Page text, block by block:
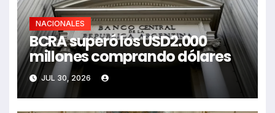
NACIONALES
BCRA superó los USD2.000
millones comprando dólares
JUL 30, 2026